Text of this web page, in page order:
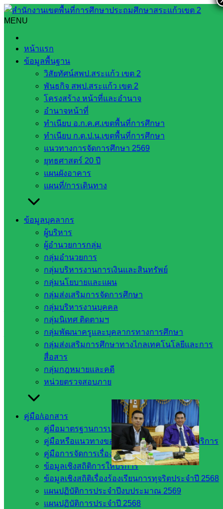
Skip
to
content
MENU
หน้าแรก
ข้อมูลพื้นฐาน
วิสัยทัศน์สพป.สระแก้ว เขต 2
พันธกิจ สพป.สระแก้ว เขต 2
โครงสร้าง หน้าที่และอำนาจ
อำนาจหน้าที่
ทำเนียบ อ.ก.ค.ศ.เขตพื้นที่การศึกษา
ทำเนียบ ก.ต.ป.น.เขตพื้นที่การศึกษา
แนวทางการจัดการศึกษา 2569
ยุทธศาสตร์ 20 ปี
แผนผังอาคาร
แผนที่/การเดินทาง
ข้อมูลบุคลากร
ผู้บริหาร
ผู้อำนวยการกลุ่ม
กลุ่มอำนวยการ
กลุ่มบริหารงานการเงินและสินทรัพย์
กลุ่มนโยบายและแผน
กลุ่มส่งเสริมการจัดการศึกษา
กลุ่มบริหารงานบุคคล
กลุ่มนิเทศ ติดตามฯ
กลุ่มพัฒนาครูและบุคลากรทางการศึกษา
กลุ่มส่งเสริมการศึกษาทางไกลเทคโนโลยีและการ
สื่อสาร
กลุ่มกฎหมายและคดี
หน่วยตรวจสอบภาย
คู่มือ/เอกสาร
คู่มือมาตรฐานการปฏิบัติงาน
คู่มือหรือแนวทางขอรับบริการสำหรับผู้มารับบริการ
คู่มือการจัดการเรื่องร้องเรียน
ข้อมูลเชิงสถิติการให้บริการ
ข้อมูลเชิงสถิติเรื่องร้องเรียนการทุจริตประจำปี 2568
แผนปฏิบัติการประจำปีงบประมาณ 2569
แผนปฏิบัติการประจำปี 2568
Search
สพป.สระแก้ว เขต ๒ ประชุมคณะกรรมการศึกษาธิการจังหวัด
สระแก้ว ครั้งที่ ๔/๒๕๖๗
สพป.สระแก้ว เขต ๒ ประชุมคณะ
กรรมการศึกษาธิการจังหวัดสระแก้ว ครั้งที่
๔/๒๕๖๗
พฤศจิกายน 22, 2024ธันวาคม 27, 2024
ประชาสัมพันธ์ สพป.สก.2
วันพุธ ที่ ๒๐ พฤศจิกายน ๒๕๖๗ เวลา ๑๑.๐๐น.
นายสมคิด แตงพรม ผู้อำนวยการสำนักงานเขตพื้นที่การศึกษา
ประถมศึกษาสระแก้ว เขต ๒ ร่วมการประชุมคณะกรรมการ
ศึกษาธิการ
จังหวัดสระแก้ว ครั้งที่ ๔/๒๕๖๗ ณ ห้องประชุมเสมาบูรพา
สำนักงานศึกษาธิการจังหวัดสระแก้ว
โดยมีนายเชาวเนตร ยิ้มประเสริฐ รองผู้ว่าราชการจังหวัด
สระแก้ว เป็นประธานการประชุม ในการนี้คณะกรรมการมีข้อ
ราชการหารือ ดังนี้
– การคัดเลือกผู้รับทุนการศึกษาเฉลิมราชกุมารี ระยะที่ ๒ รุ่นที่
๙ ปีการศึกษา ๒๕๖๘
– การเสนอชื่อบุคคลเป็นอนุกรรมการผู้ทรงคุณวุฒิและ
อนุกรรมการผู้แทน กศจ. ใน อ.ก.ค.ศ. เขตพื้นที่การศึกษาและ
การสรรหาผู้สมควรดำรงตำแหน่งกรรมการผู้ทรงคุณวุฒิใน
คณะกรรมการศึกษาธิการจังหวัดสำนักงานศึกษาธิการจังหวัด
Post Views: 255